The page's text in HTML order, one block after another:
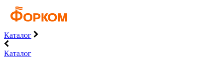
Каталог
Каталог